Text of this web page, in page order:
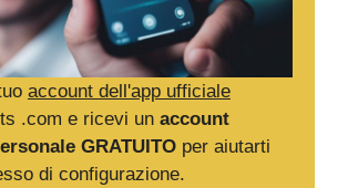
account dell'app ufficiale
.com e ricevi un account
GRATUITO per aiutarti
di configurazione.